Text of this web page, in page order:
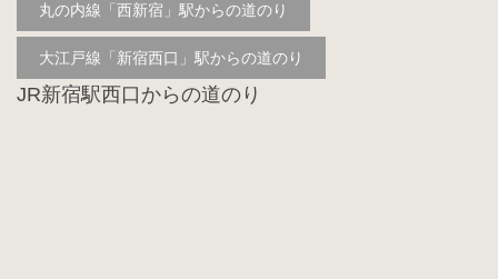
丸の内線「西新宿」駅からの道のり
大江戸線「新宿西口」駅からの道のり
JR新宿駅西口からの道のり